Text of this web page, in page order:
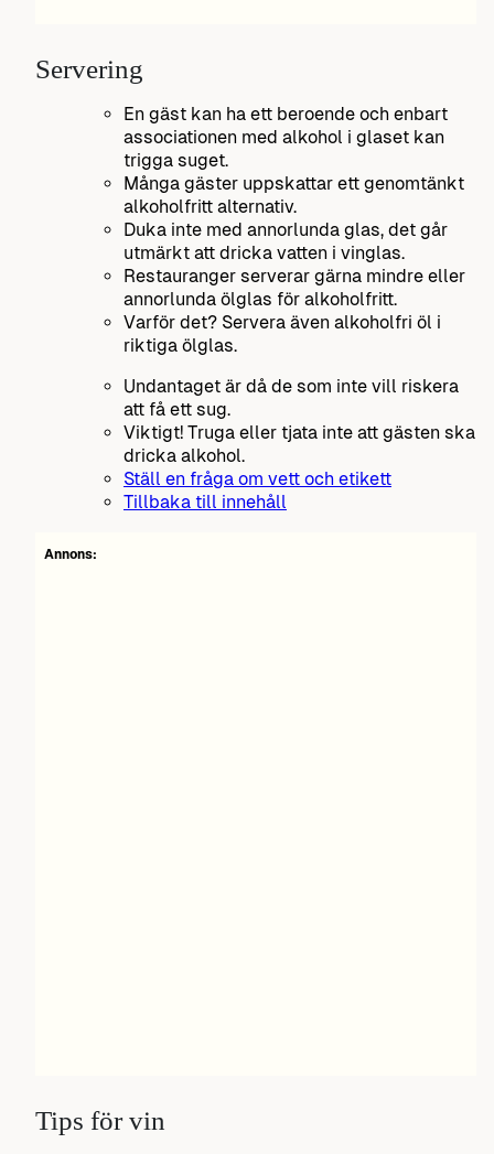
Servering
En gäst kan ha ett beroende och enbart
associationen med alkohol i glaset kan
trigga suget.
Många gäster uppskattar ett genomtänkt
alkoholfritt alternativ.
Duka inte med annorlunda glas, det går
utmärkt att dricka vatten i vinglas.
Restauranger serverar gärna mindre eller
annorlunda ölglas för alkoholfritt.
Varför det? Servera även alkoholfri öl i
riktiga ölglas.
Undantaget är då de som inte vill riskera
att få ett sug.
Viktigt! Truga eller tjata inte att gästen ska
dricka alkohol.
Ställ en fråga om vett och etikett
Tillbaka till innehåll
Annons:
Tips för vin